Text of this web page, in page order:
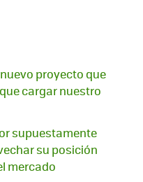
proyecto que
cargar nuestro
supuestamente
su posición
mercado